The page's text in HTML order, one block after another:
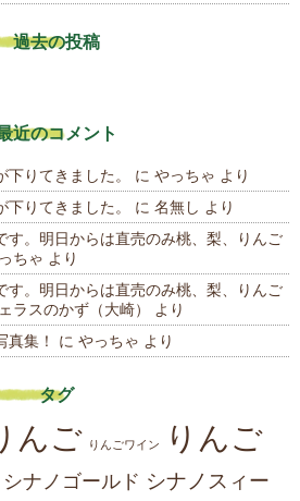
過去の投稿
近のコメント
りてきました。 に やっちゃ より
りてきました。
に 名無し より
す。明日からは直売のみ桃、梨、りんご
ちゃ より
す。明日からは直売のみ桃、梨、りんご
ラスのかず（大崎）
より
真集！
に やっちゃ より
タグ
んご りんごワイン
りんご
シナノゴールド シナノスィー